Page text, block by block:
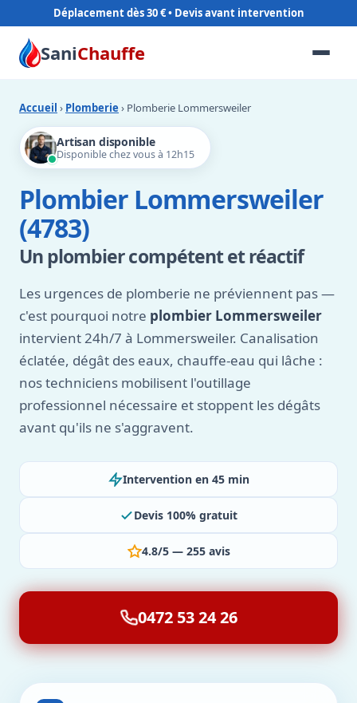
Déplacement dès 30 €
SaniChauffe
Accueil › Plomberie › Plomberie Lommersweiler
Artisan disponible
Disponible chez vous à 12h15
Plombier Lommersweiler
(4783)
Un plombier compétent et réactif
Les urgences de plomberie ne préviennent pas —
c'est pourquoi notre plombier Lommersweiler
intervient 24h/7 à Lommersweiler. Canalisation
éclatée, dégât des eaux, chauffe-eau qui lâche :
nos techniciens mobilisent l'outillage
professionnel nécessaire et stoppent les dégâts
avant qu'ils ne s'aggravent.
Intervention en 45 min
Devis 100% gratuit
4.8/5 — 255 avis
0472 53 24 26